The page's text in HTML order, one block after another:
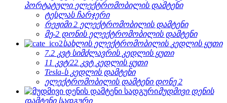
პორტატული ელექტრომობილის დამტენი
ტესლას ჩარჯერი
რეჟიმი 2 ელექტრომობილის დამტენი
მე-2 დონის ელექტრომობილის დამტენი
სახლის ელექტრომობილის კედლის ყუთი
7.2 კვტ სიმძლავრის კედლის ყუთი
11 კვტ/22 კვტ კედლის ყუთი
Tesla-ს კედლის დამტენი
ელექტრომობილის დამტენი დონე 2
მუდმივი დენის
დამტენი სადგური